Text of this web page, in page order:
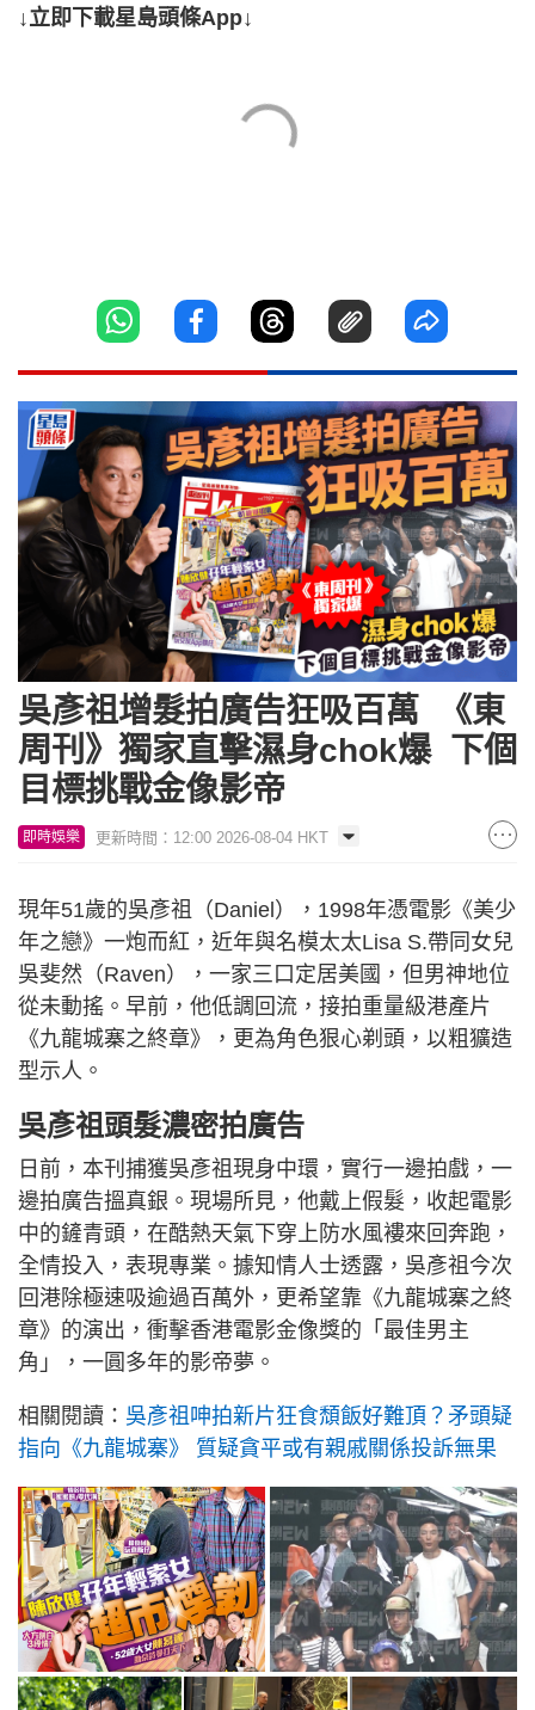
↓立即下載星島頭條App↓
吳彥祖增髮拍廣告狂吸百萬 《東
周刊》獨家直擊濕身chok爆 下個
目標挑戰金像影帝
即時娛樂 更新時間：12:00 2026-08-04 HKT
現年51歲的吳彥祖（Daniel），1998年憑電影《美少
年之戀》一炮而紅，近年與名模太太Lisa S.帶同女兒
吳斐然（Raven），一家三口定居美國，但男神地位
從未動搖。早前，他低調回流，接拍重量級港產片
《九龍城寨之終章》，更為角色狠心剃頭，以粗獷造
型示人。
吳彥祖頭髮濃密拍廣告
日前，本刊捕獲吳彥祖現身中環，實行一邊拍戲，一
邊拍廣告搵真銀。現場所見，他戴上假髮，收起電影
中的鏟青頭，在酷熱天氣下穿上防水風褸來回奔跑，
全情投入，表現專業。據知情人士透露，吳彥祖今次
回港除極速吸逾過百萬外，更希望靠《九龍城寨之終
章》的演出，衝擊香港電影金像獎的「最佳男主
角」，一圓多年的影帝夢。
相關閱讀： 吳彥祖呻拍新片狂食頹飯好難頂？矛頭疑
指向《九龍城寨》 質疑貪平或有親戚關係投訴無果